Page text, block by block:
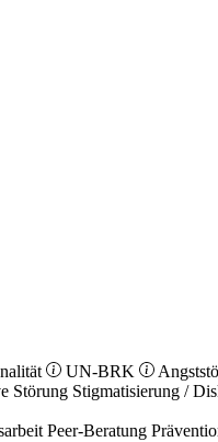
UN-BRK
Störung Stigmatisierung /
Peer-Beratung